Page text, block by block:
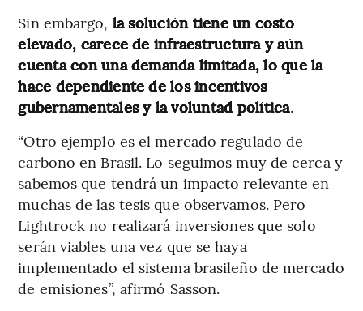
Sin embargo, la solución tiene un costo
elevado, carece de infraestructura y aún
cuenta con una demanda limitada, lo que la
hace dependiente de los incentivos
gubernamentales y la voluntad política.
“Otro ejemplo es el mercado regulado de
carbono en Brasil. Lo seguimos muy de cerca y
sabemos que tendrá un impacto relevante en
muchas de las tesis que observamos. Pero
Lightrock no realizará inversiones que solo
serán viables una vez que se haya
implementado el sistema brasileño de mercado
de emisiones”, afirmó Sasson.